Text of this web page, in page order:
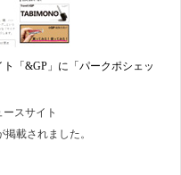
「&GP」に「パークポシェッ
スサイト
載されました。